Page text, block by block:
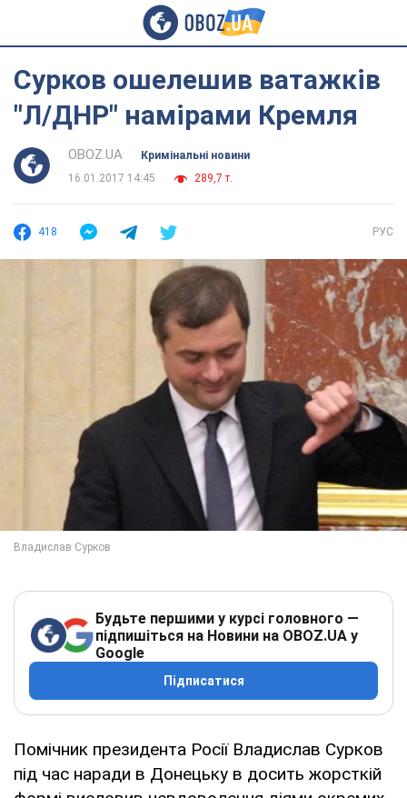
Сурков ошелешив ватажків
"Л/ДНР" намірами Кремля
OBOZ.UA
Кримінальні новини
16.01.2017 14:45
289,7 т.
418 РУС
Будьте першими у курсі головного —
підпишіться на Новини на OBOZ.UA у
Google
Підписатися
Помічник президента Росії Владислав Сурков
під час наради в Донецьку в досить жорсткій